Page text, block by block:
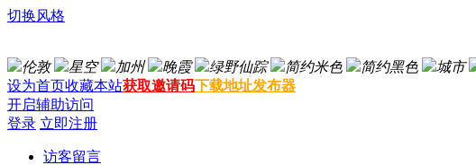
切换风格
伦敦 星空 加州 晚霞 绿野仙踪 简约米色 简约黑色 城市
设为首页收藏本站获取邀请码下载地址发布器
开启辅助访问
登录 立即注册
访客留言